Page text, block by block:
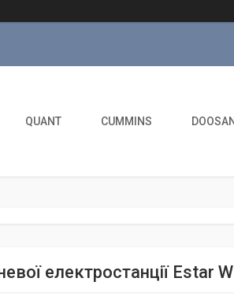
QUANT CUMMINS DOOSAN
електростанції Estar